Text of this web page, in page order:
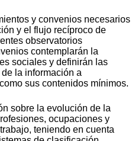
y convenios necesarios
y el flujo recíproco de
observatorios
contemplarán la
sociales y definirán las
la información a
sus contenidos mínimos.
sobre la evolución de la
ocupaciones y
teniendo en cuenta